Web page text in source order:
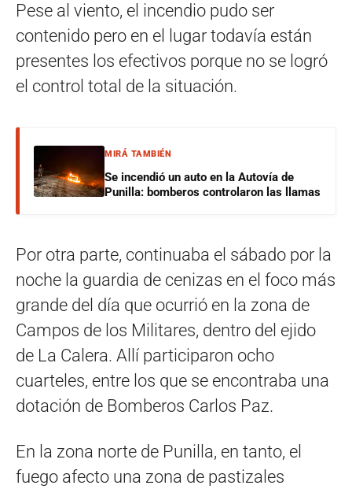
Pese al viento, el incendio pudo ser
contenido pero en el lugar todavía están
presentes los efectivos porque no se logró
el control total de la situación.
MIRÁ TAMBIÉN
Se incendió un auto en la Autovía de
Punilla: bomberos controlaron las llamas
Por otra parte, continuaba el sábado por la
noche la guardia de cenizas en el foco más
grande del día que ocurrió en la zona de
Campos de los Militares, dentro del ejido
de La Calera. Allí participaron ocho
cuarteles, entre los que se encontraba una
dotación de Bomberos Carlos Paz.
En la zona norte de Punilla, en tanto, el
fuego afecto una zona de pastizales